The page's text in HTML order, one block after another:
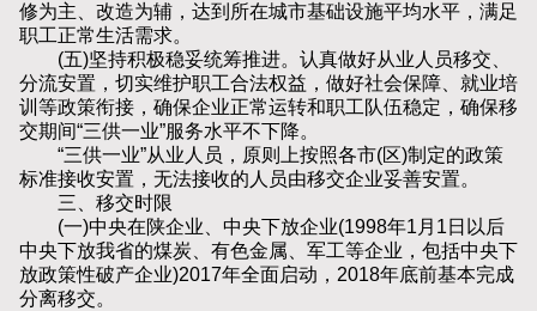
修为主、改造为辅，达到所在城市基础设施平均水平，满足
职工正常生活需求。
(五)坚持积极稳妥统筹推进。认真做好从业人员移交、
分流安置，切实维护职工合法权益，做好社会保障、就业培
训等政策衔接，确保企业正常运转和职工队伍稳定，确保移
交期间“三供一业”服务水平不下降。
“三供一业”从业人员，原则上按照各市(区)制定的政策
标准接收安置，无法接收的人员由移交企业妥善安置。
三、移交时限
(一)中央在陕企业、中央下放企业(1998年1月1日以后
中央下放我省的煤炭、有色金属、军工等企业，包括中央下
放政策性破产企业)2017年全面启动，2018年底前基本完成
分离移交。